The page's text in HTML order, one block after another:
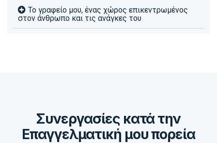
Το γραφείο μου, ένας χώρος επικεντρωμένος
στον άνθρωπο και τις ανάγκες του
Συνεργασίες κατά την
Επαγγελματική μου πορεία